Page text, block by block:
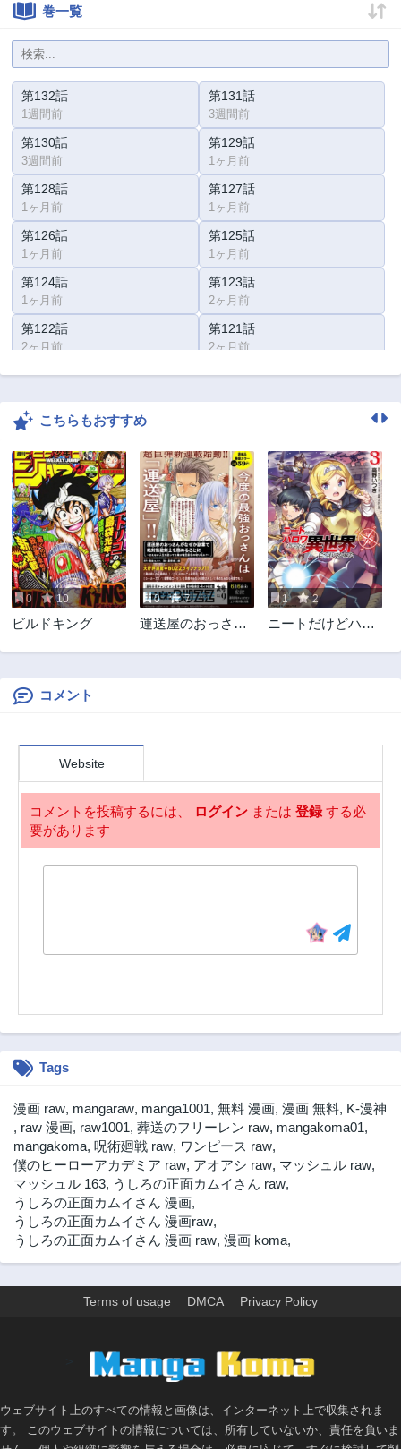
巻一覧
第132話
1週間前
第131話
3週間前
第130話
3週間前
第129話
1ヶ月前
第128話
1ヶ月前
第127話
1ヶ月前
第126話
1ヶ月前
第125話
1ヶ月前
第124話
1ヶ月前
第123話
2ヶ月前
第122話
2ヶ月前
第121話
2ヶ月前
第120話 第119話
第118話
第116話
2ヶ月前
第115話
2ヶ月前
第114話
2ヶ月前
第113話
2ヶ月前
第112話
2ヶ月前
第111話
2ヶ月前
第110話
2ヶ月前
第109話
2ヶ月前
第108話 第107話
第106話
第104話
2ヶ月前
第102話
2ヶ月前
第101話
2ヶ月前
第100話
2ヶ月前 2ヶ月前
第90話
第88話
2ヶ月前
第87話
2ヶ月前
第86話
2ヶ月前
第85話
2ヶ月前
第84話
2ヶ月前 2ヶ月前
第79話
第77話
2ヶ月前
2ヶ月前 2ヶ月前
第74話 第73話
こちらもおすすめ
0 10
ビルドキング
0 7
運送屋のおっさん
ることに～さえな
1 2
ニートだけどハロ
コメント
Website
コメントを投稿するには、 ログイン または 登録する必
要があります
Tags
漫画 raw, mangaraw, manga1001, 無料 漫画, 漫画 無料, K-漫神
, raw 漫画, raw1001, 葬送のフリーレン raw, mangakoma01,
mangakoma, 呪術廻戦 raw, ワンピース raw,
僕のヒーローアカデミア raw, アオアシ raw, マッシュル raw,
マッシュル 163, うしろの正面カムイさん raw,
うしろの正面カムイさん 漫画,
うしろの正面カムイさん 漫画raw,
うしろの正面カムイさん 漫画 raw, 漫画 koma,
Terms of usage DMCA Privacy Policy
ウェブサイト上のすべての情報と画像は、インターネット上で収集されま
す。 このウェブサイトの情報については、所有していないか、責任を負いま